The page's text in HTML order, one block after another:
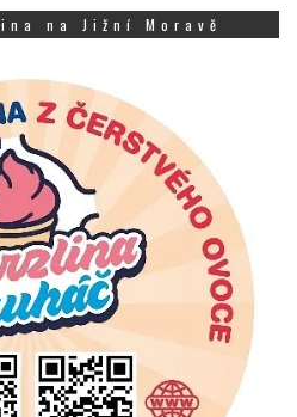
na Jižní Moravě